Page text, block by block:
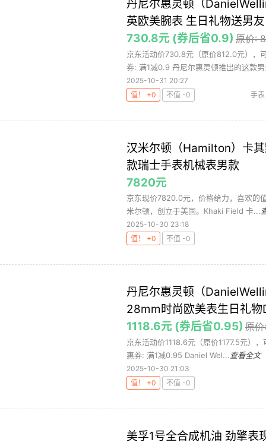
丹尼尔惠灵顿（
英欧美腕表 生日礼物送男
730.8元 (券后省0.9) 原价:
京东活动价730.8元（原价812.0元），
券: 满1减0.9 丹尼尔惠灵顿推出的这款
2025-10-31 20:27
值！ +0
不值 -0 手表
汉米尔顿（Hamilton）卡
款瑞士手表机械表男款
7820元
京东现价7820.0元，价格给力，喜欢的
米尔顿，创立于美国。Khaki Field 卡...
2025-10-30 23:18
值！ +0
不值 -0
丹尼尔惠灵顿（
28mm时尚欧美表生日礼
1118.6元 (券后省0.95) 原价
京东活动价1118.6元（原价1177.5元）
惠券: 满1减0.95 Daniel Wel... 查看全文
2025-10-30 21:03
值！ +0
不值 -0
美孚1号全合成机油 劲擎